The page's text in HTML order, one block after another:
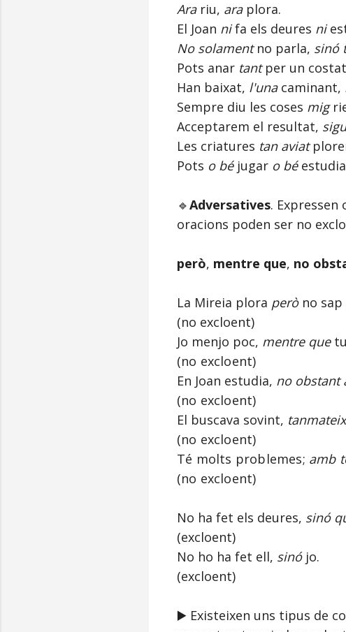
Arariu, araplora.
El Joan nifa els deures ni
No solamentno parla, sinó
Pots anar tantper un costat
Han baixat, l'unacaminant,
Sempre diu les coses mig
Acceptarem el resultat,
Les criatures tan aviat
Pots o béjugar o bé
🔹Adversatives.
oracions poden ser no
però, mentre que, no
La Mireia plora peròno sap
(no excloent)
Jo menjo poc, mentre quetu
(no excloent)
En Joan estudia, no obstant
(no excloent)
El buscava sovint, tanmateix
(no excloent)
Té molts problemes; amb
(no excloent)
No ha fet els deures, sinó
(excloent)
No ho ha fet ell, sinójo.
(excloent)
▶️ Existeixen uns tipus de